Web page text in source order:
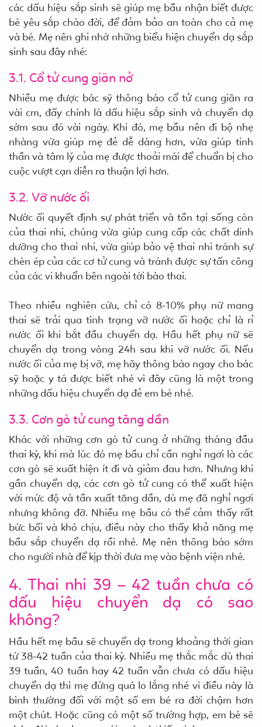
các dấu hiệu sắp sinh sẽ giúp mẹ bầu nhận biết được
bé yêu sắp chào đời, để đảm bảo an toàn cho cả mẹ
và bé. Mẹ nên ghi nhớ những biểu hiện chuyển dạ sắp
sinh sau đây nhé:
3.1. Cổ tử cung giãn nở
Nhiều mẹ được bác sỹ thông báo cổ tử cung giãn ra
vài cm, đấy chính là dấu hiệu sắp sinh và chuyển dạ
sớm sau đó vài ngày. Khi đó, mẹ bầu nên đi bộ nhẹ
nhàng vừa giúp mẹ đẻ dễ dàng hơn, vừa giúp tinh
thần và tâm lý của mẹ được thoải mái để chuẩn bị cho
cuộc vượt cạn diễn ra thuận lợi hơn.
3.2. Vỡ nước ối
Nước ối quyết định sự phát triển và tồn tại sống còn
của thai nhi, chúng vừa giúp cung cấp các chất dinh
dưỡng cho thai nhi, vừa giúp bảo vệ thai nhi tránh sự
chèn ép của các cơ tử cung và tránh được sự tấn công
của các vi khuẩn bên ngoài tới bào thai.
Theo nhiều nghiên cứu, chỉ có 8-10% phụ nữ mang
thai sẽ trải qua tình trạng vỡ nước ối hoặc chỉ là rỉ
nước ối khi bắt đầu chuyển dạ. Hầu hết phụ nữ sẽ
chuyển dạ trong vòng 24h sau khi vỡ nước ối. Nếu
nước ối của mẹ bị vỡ, mẹ hãy thông báo ngay cho bác
sỹ hoặc y tá được biết nhé vì đây cũng là một trong
những dấu hiệu chuyển dạ đẻ em bé nhé.
3.3. Cơn gò tử cung tăng dần
Khác với những cơn gò tử cung ở những tháng đầu
thai kỳ, khi mà lúc đó mẹ bầu chỉ cần nghỉ ngơi là các
cơn gò sẽ xuất hiện ít đi và giảm đau hơn. Nhưng khi
gần chuyển dạ, các cơn gò tử cung có thể xuất hiện
với mức độ và tần xuất tăng dần, dù mẹ đã nghỉ ngơi
nhưng không đỡ. Nhiều mẹ bầu có thể cảm thấy rất
bức bối và khó chịu, điều này cho thấy khả năng mẹ
bầu sắp chuyển dạ rồi nhé. Mẹ nên thông báo sớm
cho người nhà để kịp thời đưa mẹ vào bệnh viện nhé.
4. Thai nhi 39 – 42 tuần chưa có
dấu hiệu chuyển dạ có sao
không?
Hầu hết mẹ bầu sẽ chuyển dạ trong khoảng thời gian
từ 38-42 tuần của thai kỳ. Nhiều mẹ thắc mắc dù thai
39 tuần, 40 tuần hay 42 tuần vẫn chưa có dấu hiệu
chuyển dạ thì mẹ đừng quá lo lắng nhé vì điều này là
bình thường đối với một số em bé ra đời chậm hơn
một chút. Hoặc cũng có một số trường hợp, em bé sẽ